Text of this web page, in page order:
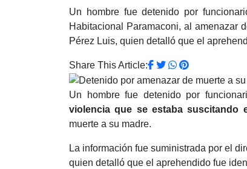
Un hombre fue detenido por
Habitacional Paramaconi, al amenazar
Pérez Luis, quien detalló que el
Share This Article:
Un hombre fue detenido por
violencia que se estaba suscitando
muerte a su madre.
La información fue suministrada por el
quien detalló que el aprehendido fue